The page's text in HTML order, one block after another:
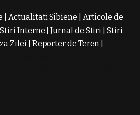
Actualitati Sibiene
Articole de
Stiri Interne Jurnal de Stiri Stiri
Zilei Reporter de Teren